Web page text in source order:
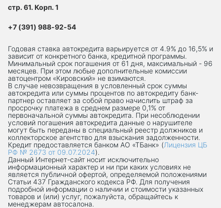
стр. 61. Корп. 1
+7 (391) 988-92-54
Годовая ставка автокредита варьируется от 4.9% до 16,5% и
зависит от конкретного банка, кредитной программы.
Минимальный срок погашения от 61 дня, максимальный - 96
месяцев. При этом любые дополнительные комиссии
автоцентром «Кировский» не взимаются.
В случае невозвращения в условленный срок суммы
автокредита или суммы процентов по автокредиту банк-
партнер оставляет за собой право начислить штраф за
просрочку платежа в среднем размере 0,1% от
первоначальной суммы автокредита. При несоблюдении
условий погашения автокредита данные о нарушителе
могут быть переданы в специальный реестр должников и
коллекторское агентство для взыскания задолженности.
Кредит предоставляется банком АО «ТБанк» (Лицензия ЦБ
РФ № 2673 от 09.07.2024).
Данный Интернет-сaйт носит исключительно
информационный характер и ни при каких условиях не
является публичной офертой, определяемой положениями
Статьи 437 Гражданского кодекса РФ. Для получения
подробной информации о наличии и стоимости указанных
товаров и (или) услуг, пожалуйста, обращайтесь к
менеджерам автосалона.